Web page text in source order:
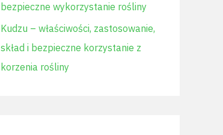
bezpieczne wykorzystanie rośliny
Kudzu – właściwości, zastosowanie,
skład i bezpieczne korzystanie z
korzenia rośliny